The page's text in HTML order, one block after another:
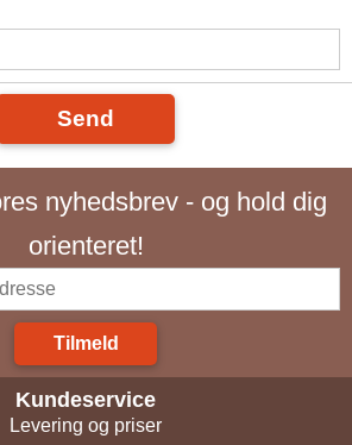
Send
nyhedsbrev - og hold dig
orienteret!
Tilmeld
Kundeservice
Levering og priser